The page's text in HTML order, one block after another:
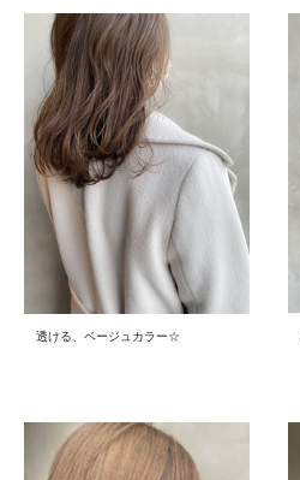
透ける、ベージュカラー☆